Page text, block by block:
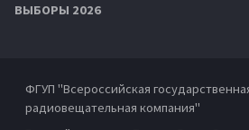
ВЫБОРЫ 2026
ФГУП "Всероссийская
радиовещательная компания"